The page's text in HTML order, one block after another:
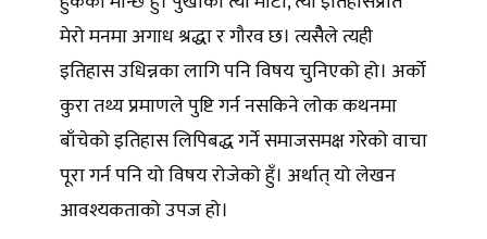
मेरो मनमा अगाध श्रद्धा र गौरव छ। त्यसैैले त्यही
इतिहास उधिन्नका लागि पनि विषय चुनिएको हो। अर्को
कुरा तथ्य प्रमाणले पुष्टि गर्न नसकिने लोक कथनमा
बाँचेको इतिहास लिपिबद्ध गर्ने समाजसमक्ष गरेको वाचा
पूरा गर्न पनि यो विषय रोजेको हुँ। अर्थात् यो लेखन
आवश्यकताको उपज हो।